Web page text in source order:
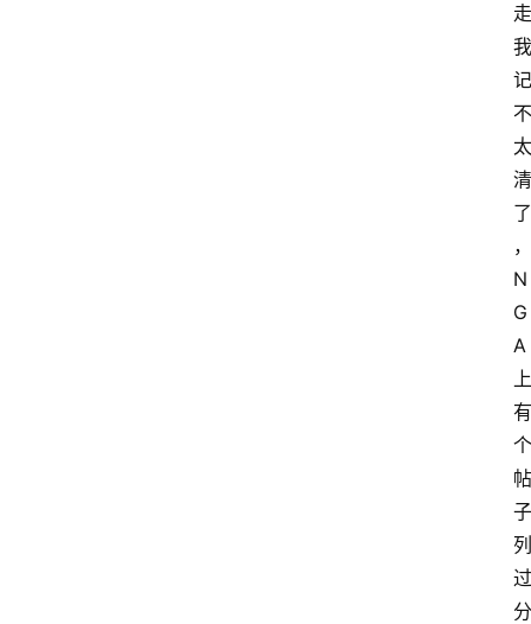
走
我
记
不
太
清
了
，
N
G
A
上
有
个
帖
子
列
过
分